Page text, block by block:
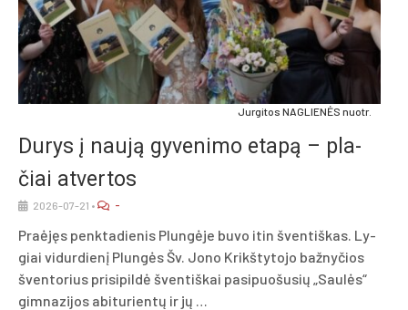
Jur­gi­tos NAG­LIE­NĖS nuo­tr.
Du­rys į nau­ją gy­ve­ni­mo eta­pą – pla­
čiai at­ver­tos
2026-07-21 • -
Praė­jęs penk­ta­die­nis Plun­gė­je bu­vo itin šven­tiš­kas. Ly­
giai vi­dur­die­nį Plun­gės Šv. Jo­no Krikš­ty­to­jo baž­ny­čios
šven­to­rius pri­si­pil­dė šven­tiš­kai pa­si­puo­šu­sių „Sau­lės“
gim­na­zi­jos abi­tu­rien­tų ir jų …